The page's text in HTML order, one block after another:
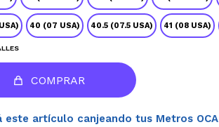
40 (07 USA) 40.5 (07.5 USA) 41 (08 USA)
COMPRAR
este artículo canjeando tus Metros OCA